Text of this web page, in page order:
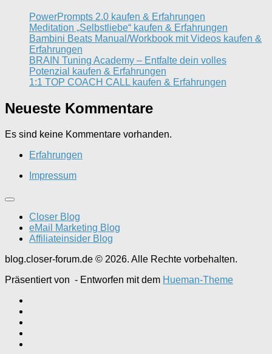
PowerPrompts 2.0 kaufen & Erfahrungen
Meditation „Selbstliebe“ kaufen & Erfahrungen
Bambini Beats Manual/Workbook mit Videos kaufen &
Erfahrungen
BRAIN Tuning Academy – Entfalte dein volles
Potenzial kaufen & Erfahrungen
1:1 TOP COACH CALL kaufen & Erfahrungen
Neueste Kommentare
Es sind keine Kommentare vorhanden.
Erfahrungen
Impressum
Closer Blog
eMail Marketing Blog
Affiliateinsider Blog
blog.closer-forum.de © 2026. Alle Rechte vorbehalten.
Präsentiert von - Entworfen mit dem Hueman-Theme